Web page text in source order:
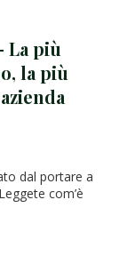
La più
la più
dal portare a
com’è